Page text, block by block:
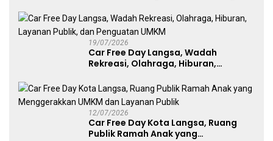
19/07/2026
Car Free Day Langsa, Wadah
Rekreasi, Olahraga, Hiburan,
UMKM
12/07/2026
Car Free Day Kota Langsa, Ruang
Publik Ramah Anak yang